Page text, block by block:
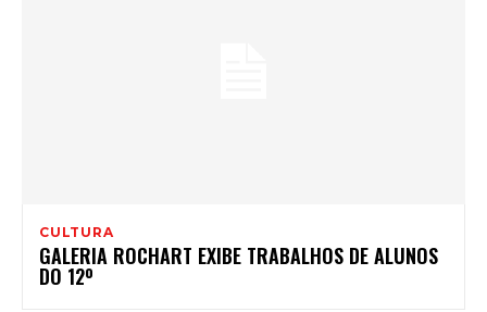
CULTURA
GALERIA ROCHART EXIBE TRABALHOS DE ALUNOS
DO 12º